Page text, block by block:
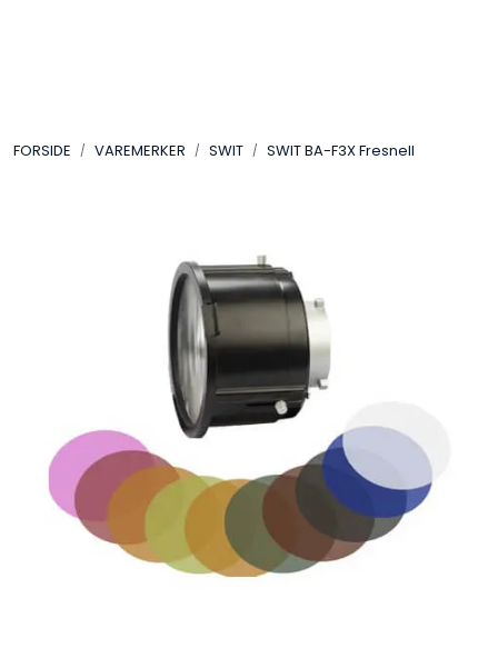
FORSIDE VAREMERKER SWIT SWIT BA-F3X Fresnell
LYD
BRUKT
SAMTALEROM